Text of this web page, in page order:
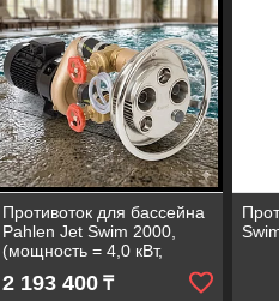
Противоток для бассейна
Pahlen Jet Swim 2000,
(мощность = 4,0 кВт,
производительность =
78 м³/ч, под пленку)
2 193 400₸